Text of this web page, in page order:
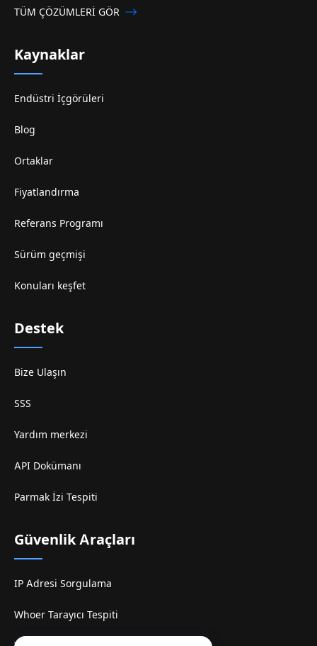
TÜM ÇÖZÜMLERİ GÖR
Kaynaklar
Endüstri İçgörüleri
Blog
Ortaklar
Fiyatlandırma
Referans Programı
Sürüm geçmişi
Konuları keşfet
Destek
Bize Ulaşın
SSS
Yardım merkezi
API Dokümanı
Parmak İzi Tespiti
Güvenlik Araçları
IP Adresi Sorgulama
Whoer Tarayıcı Tespiti